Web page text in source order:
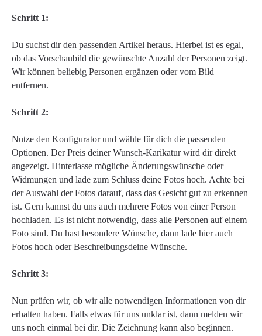
Schritt 1:
Du suchst dir den passenden Artikel heraus. Hierbei ist es egal,
ob das Vorschaubild die gewünschte Anzahl der Personen zeigt.
Wir können beliebig Personen ergänzen oder vom Bild
entfernen.
Schritt 2:
Nutze den Konfigurator und wähle für dich die passenden
Optionen. Der Preis deiner Wunsch-Karikatur wird dir direkt
angezeigt. Hinterlasse mögliche Änderungswünsche oder
Widmungen und lade zum Schluss deine Fotos hoch. Achte bei
der Auswahl der Fotos darauf, dass das Gesicht gut zu erkennen
ist. Gern kannst du uns auch mehrere Fotos von einer Person
hochladen. Es ist nicht notwendig, dass alle Personen auf einem
Foto sind. Du hast besondere Wünsche, dann lade hier auch
Fotos hoch oder Beschreibungsdeine Wünsche.
Schritt 3:
Nun prüfen wir, ob wir alle notwendigen Informationen von dir
erhalten haben. Falls etwas für uns unklar ist, dann melden wir
uns noch einmal bei dir. Die Zeichnung kann also beginnen.